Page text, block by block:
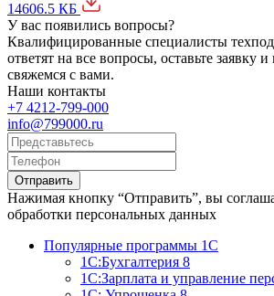
14606.5 КБ
У вас появились вопросы?
Квалифицированные специалисты
ответят на все вопросы, оставьте заявку
свяжемся с вами.
Наши контакты
+7 4212-799-000
info@799000.ru
Отправить
Нажимая кнопку “Отправить”, вы
обработки персональных данных
Популярные программы 1С
1С:Бухгалтерия 8
1С:Зарплата и управление